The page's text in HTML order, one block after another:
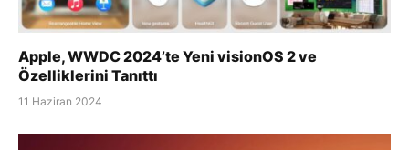
Apple, WWDC 2024’te Yeni visionOS 2 ve
Özelliklerini Tanıttı
11 Haziran 2024